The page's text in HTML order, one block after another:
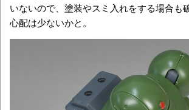
いないので、塗装やスミ入れをする場合も
心配は少ないかと。